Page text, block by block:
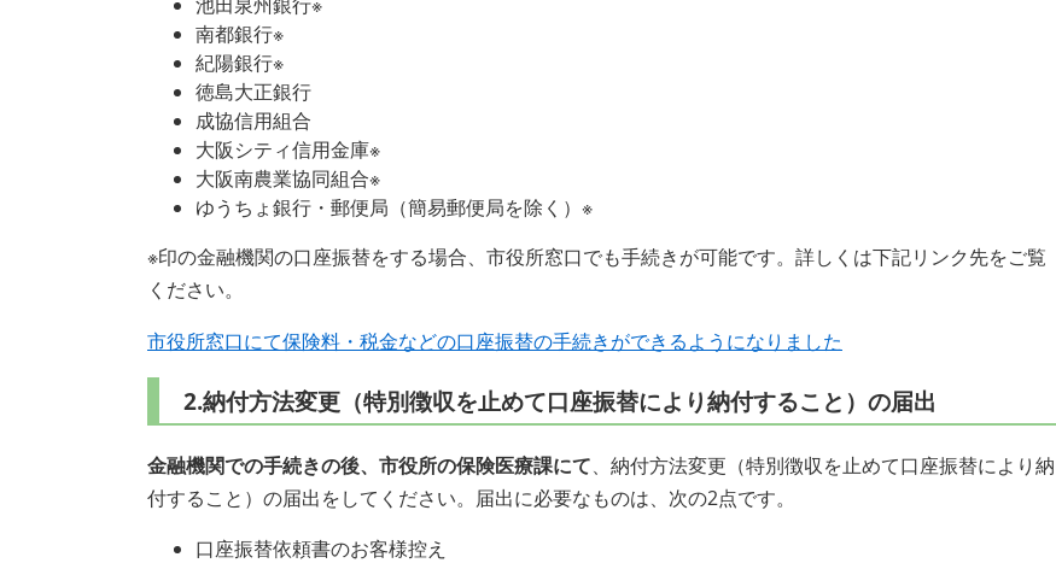
南都銀行※
紀陽銀行※
徳島大正銀行
成協信用組合
大阪シティ信用金庫※
大阪南農業協同組合※
ゆうちょ銀行・郵便局（簡易郵便局を除く）※
※印の金融機関の口座振替をする場合、市役所窓口でも手続きが可能です。詳しくは下記リンク先をご覧
ください。
市役所窓口にて保険料・税金などの口座振替の手続きができるようになりました
2.納付方法変更（特別徴収を止めて口座振替により納付すること）の届出
金融機関での手続きの後、市役所の保険医療課にて、納付方法変更（特別徴収を止めて口座振替により納
付すること）の届出をしてください。届出に必要なものは、次の2点です。
口座振替依頼書のお客様控え